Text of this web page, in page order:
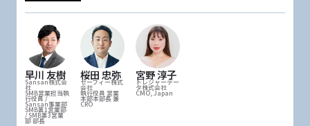
早川 友樹
Sansan株式会
社
SMB営業担当執
行役員 /
Sansan事業部
SMB第1営業部
/ SMB第3営業
部 部長
桜田 忠弥
セーフィー株式
会社
執行役員 営業
本部本部長 兼
CRO
宮野 淳子
トレジャーデー
タ株式会社
CMO, Japan